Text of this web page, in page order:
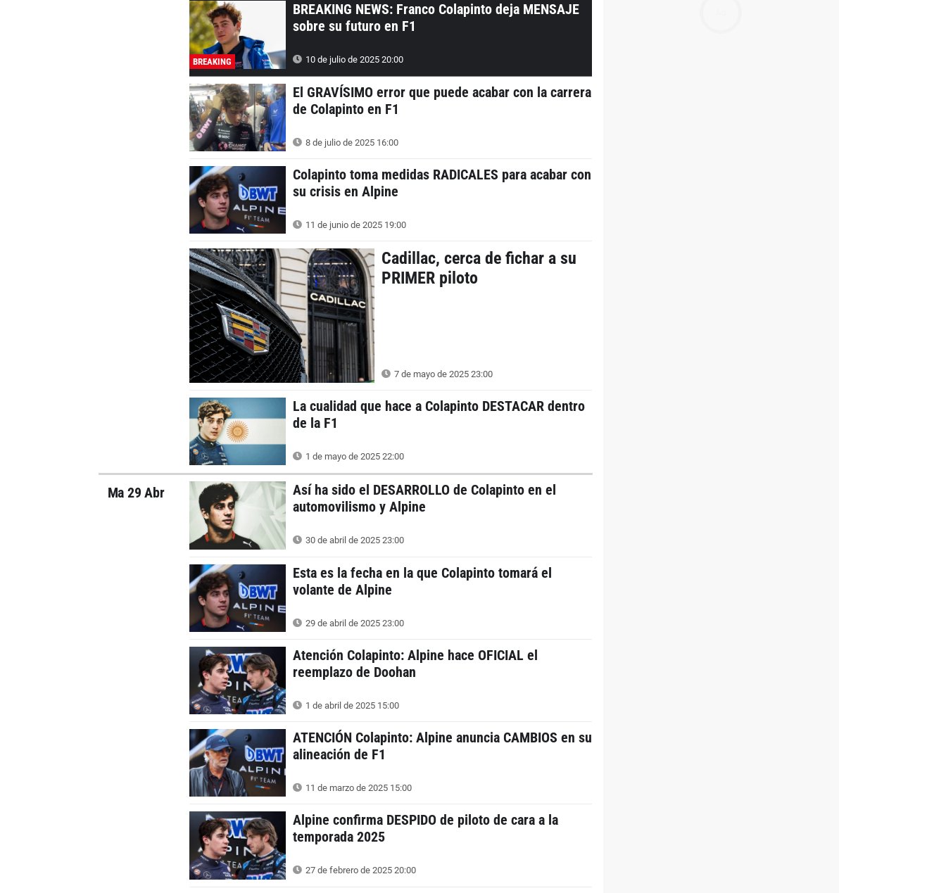
BREAKING
BREAKING NEWS: Franco Colapinto deja MENSAJE
sobre su futuro en F1
10 de julio de 2025 20:00
El GRAVÍSIMO error que puede acabar con la carrera
de Colapinto en F1
8 de julio de 2025 16:00
Colapinto toma medidas RADICALES para acabar con
su crisis en Alpine
11 de junio de 2025 19:00
Cadillac, cerca de fichar a su
PRIMER piloto
7 de mayo de 2025 23:00
La cualidad que hace a Colapinto DESTACAR dentro
de la F1
1 de mayo de 2025 22:00
Ma 29 Abr
Así ha sido el DESARROLLO de Colapinto en el
automovilismo y Alpine
30 de abril de 2025 23:00
Esta es la fecha en la que Colapinto tomará el
volante de Alpine
29 de abril de 2025 23:00
Atención Colapinto: Alpine hace OFICIAL el
reemplazo de Doohan
1 de abril de 2025 15:00
ATENCIÓN Colapinto: Alpine anuncia CAMBIOS en su
alineación de F1
11 de marzo de 2025 15:00
Alpine confirma DESPIDO de piloto de cara a la
temporada 2025
27 de febrero de 2025 20:00